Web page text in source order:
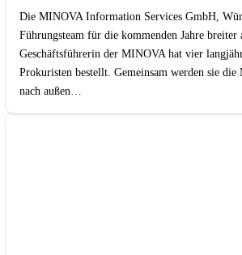
Die MINOVA Information Services GmbH,
Führungsteam für die kommenden Jahre breiter
Geschäftsführerin der MINOVA hat vier
Prokuristen bestellt. Gemeinsam werden sie
nach außen…